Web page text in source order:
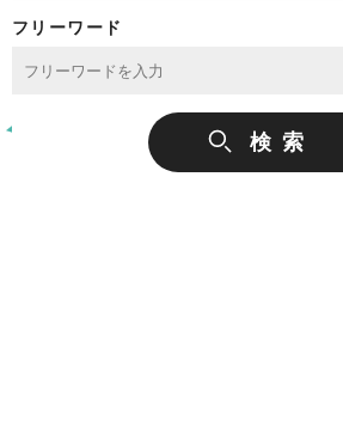
フリーワード